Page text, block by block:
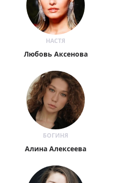
НАСТЯ
Любовь Аксенова
БОГИНЯ
Алина Алексеева